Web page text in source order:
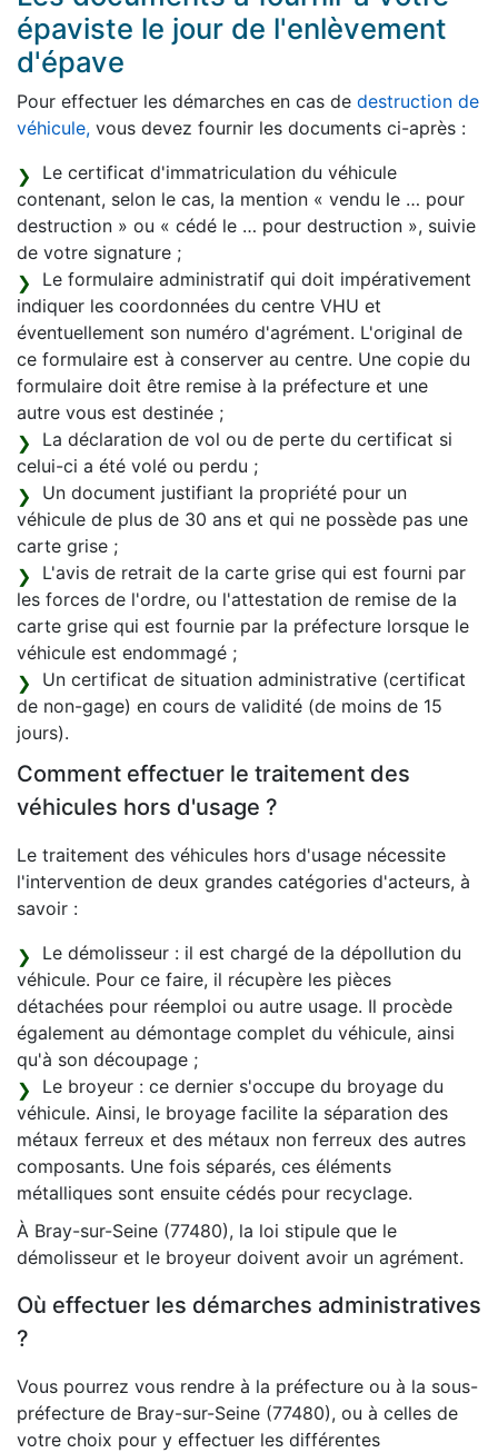
épaviste le jour de l'enlèvement
d'épave
Pour effectuer les démarches en cas de destruction de
véhicule, vous devez fournir les documents ci-après :
Le certificat d'immatriculation du véhicule
contenant, selon le cas, la mention « vendu le … pour
destruction » ou « cédé le … pour destruction », suivie
de votre signature ;
Le formulaire administratif qui doit impérativement
indiquer les coordonnées du centre VHU et
éventuellement son numéro d'agrément. L'original de
ce formulaire est à conserver au centre. Une copie du
formulaire doit être remise à la préfecture et une
autre vous est destinée ;
La déclaration de vol ou de perte du certificat si
celui-ci a été volé ou perdu ;
Un document justifiant la propriété pour un
véhicule de plus de 30 ans et qui ne possède pas une
carte grise ;
L'avis de retrait de la carte grise qui est fourni par
les forces de l'ordre, ou l'attestation de remise de la
carte grise qui est fournie par la préfecture lorsque le
véhicule est endommagé ;
Un certificat de situation administrative (certificat
de non-gage) en cours de validité (de moins de 15
jours).
Comment effectuer le traitement des
véhicules hors d'usage ?
Le traitement des véhicules hors d'usage nécessite
l'intervention de deux grandes catégories d'acteurs, à
savoir :
Le démolisseur : il est chargé de la dépollution du
véhicule. Pour ce faire, il récupère les pièces
détachées pour réemploi ou autre usage. Il procède
également au démontage complet du véhicule, ainsi
qu'à son découpage ;
Le broyeur : ce dernier s'occupe du broyage du
véhicule. Ainsi, le broyage facilite la séparation des
métaux ferreux et des métaux non ferreux des autres
composants. Une fois séparés, ces éléments
métalliques sont ensuite cédés pour recyclage.
À Bray-sur-Seine (77480), la loi stipule que le
démolisseur et le broyeur doivent avoir un agrément.
Où effectuer les démarches administratives
?
Vous pourrez vous rendre à la préfecture ou à la sous-
préfecture de Bray-sur-Seine (77480), ou à celles de
votre choix pour y effectuer les différentes